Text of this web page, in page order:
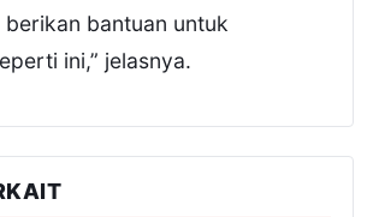
bantuan untuk
ini,” jelasnya.